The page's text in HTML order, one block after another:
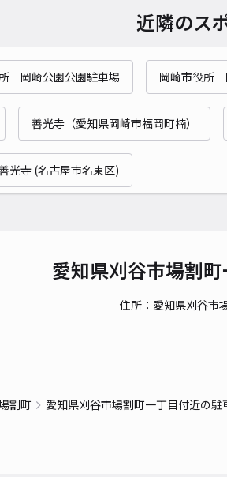
近隣のス
岡崎公園公園駐車場 岡崎市役所
善光寺（愛知県岡崎市福岡町楠）
光寺 (名古屋市名東区)
愛知県刈谷市場割
住所：愛知県刈谷市
割町 愛知県刈谷市場割町一丁目付近の駐